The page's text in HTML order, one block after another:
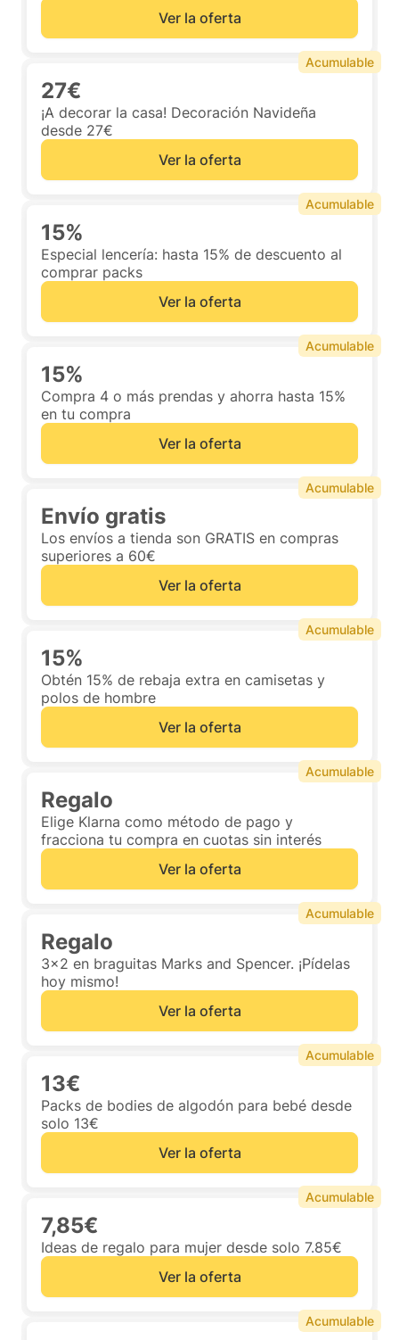
Ver la oferta
27€
¡A decorar la casa! Decoración Navideña
desde 27€
Ver la oferta
Acumulable
15%
Especial lencería: hasta 15% de descuento al
comprar packs
Ver la oferta
Acumulable
15%
Compra 4 o más prendas y ahorra hasta 15%
en tu compra
Ver la oferta
Acumulable
Envío gratis
Los envíos a tienda son GRATIS en compras
superiores a 60€
Ver la oferta
Acumulable
15%
Obtén 15% de rebaja extra en camisetas y
polos de hombre
Ver la oferta
Acumulable
Regalo
Elige Klarna como método de pago y
fracciona tu compra en cuotas sin interés
Ver la oferta
Acumulable
Regalo
3x2 en braguitas Marks and Spencer. ¡Pídelas
hoy mismo!
Ver la oferta
Acumulable
13€
Packs de bodies de algodón para bebé desde
solo 13€
Ver la oferta
Acumulable
7,85€
Ideas de regalo para mujer desde solo 7.85€
Ver la oferta
Acumulable
Acumulable